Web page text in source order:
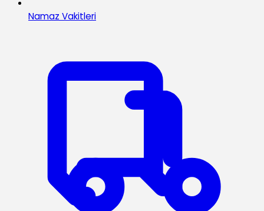
Namaz Vakitleri